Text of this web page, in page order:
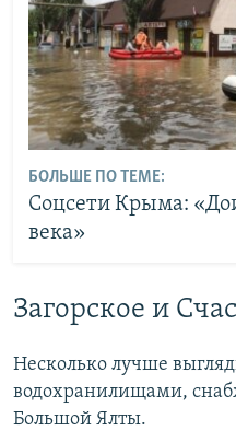
БОЛЬШЕ ПО ТЕМЕ:
Соцсети Крыма:
века»
Загорское и
Несколько лучше
водохранилищами,
Большой Ялты.